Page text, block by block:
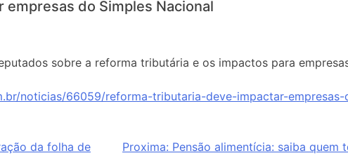
do Simples Nacional
sobre a reforma tributária e os impactos para
noticias/66059/reforma-tributaria-deve-impactar-
da folha de
Proxima: Pensão alimentícia: saiba quem